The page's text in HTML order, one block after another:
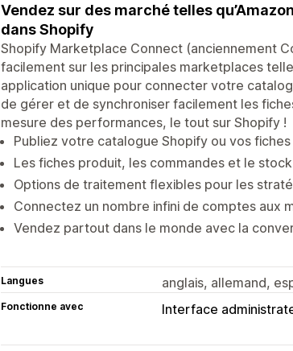
Vendez sur des marché telles
dans Shopify
Shopify Marketplace Connect (anciennement
facilement sur les principales marketplaces
application unique pour connecter votre
de gérer et de synchroniser facilement les
mesure des performances, le tout sur Shopify !
Publiez votre catalogue Shopify ou vos
Les fiches produit, les commandes et le
Options de traitement flexibles pour les
Connectez un nombre infini de comptes aux
Vendez partout dans le monde avec la
Langues anglais, allemand,
Fonctionne avec Interface